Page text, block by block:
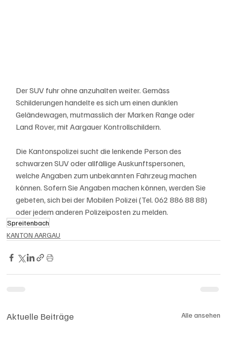
Der SUV fuhr ohne anzuhalten weiter. Gemäss
Schilderungen handelte es sich um einen dunklen
Geländewagen, mutmasslich der Marken Range oder
Land Rover, mit Aargauer Kontrollschildern.
Die Kantonspolizei sucht die lenkende Person des
schwarzen SUV oder allfällige Auskunftspersonen,
welche Angaben zum unbekannten Fahrzeug machen
können. Sofern Sie Angaben machen können, werden Sie
gebeten, sich bei der Mobilen Polizei (Tel. 062 886 88 88)
oder jedem anderen Polizeiposten zu melden.
Spreitenbach
KANTON AARGAU
Aktuelle Beiträge Alle ansehen